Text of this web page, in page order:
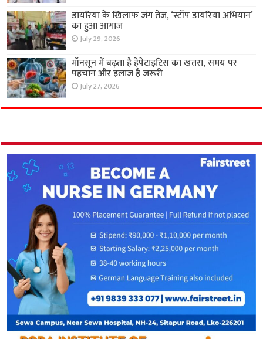
डायरिया के खिलाफ जंग तेज, ‘स्टॉप डायरिया अभियान’
का हुआ आगाज
July 29, 2026
मॉनसून में बढ़ता है हेपेटाइटिस का खतरा, समय पर
पहचान और इलाज है जरूरी
July 27, 2026